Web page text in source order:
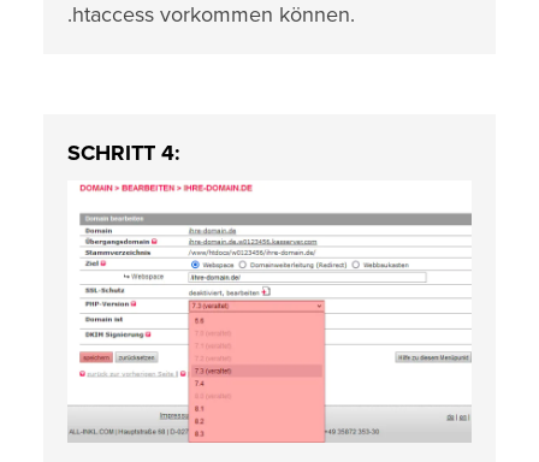
.htaccess vorkommen können.
SCHRITT 4: